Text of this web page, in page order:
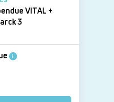
VITAL +
- Starck 3
i